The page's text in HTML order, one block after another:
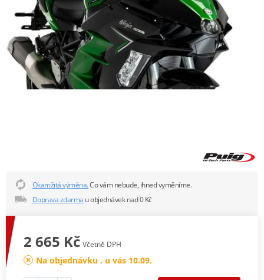
Okamžitá výměna.Co vám nebude, ihned vyměníme.
Doprava zdarma u objednávek nad 0 Kč
2 665 Kč Včetně DPH
Na objednávku , u vás 10.09.